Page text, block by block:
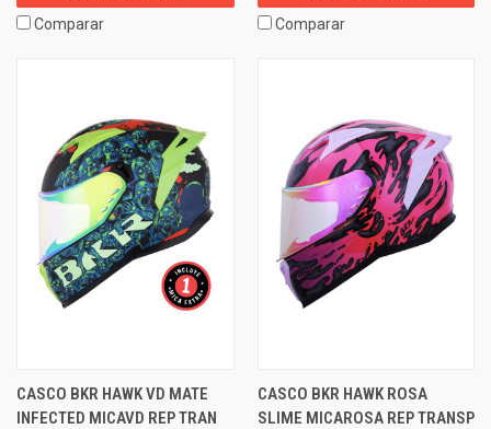
Comparar Comparar
CASCO BKR HAWK VD MATE
INFECTED MICAVD REP TRAN
CASCO BKR HAWK ROSA
SLIME MICAROSA REP TRANSP